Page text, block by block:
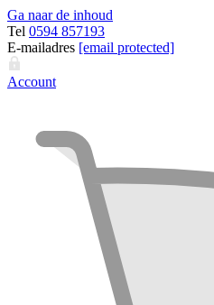
Ga naar de inhoud
Tel 0594 857193
E-mailadres [email protected]
Account